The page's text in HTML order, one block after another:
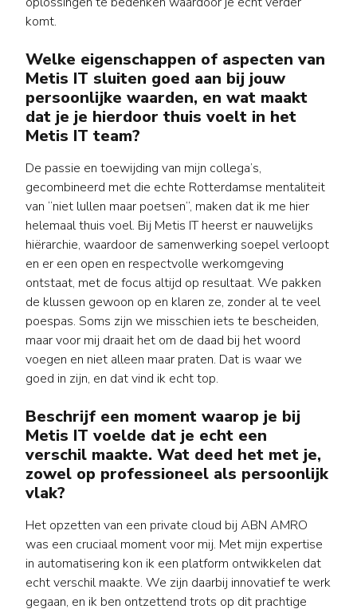
komt.
Welke eigenschappen of aspecten van
Metis IT sluiten goed aan bij jouw
persoonlijke waarden, en wat maakt
dat je je hierdoor thuis voelt in het
Metis IT team?
De passie en toewijding van mijn collega’s,
gecombineerd met die echte Rotterdamse mentaliteit
van “niet lullen maar poetsen”, maken dat ik me hier
helemaal thuis voel. Bij Metis IT heerst er nauwelijks
hiërarchie, waardoor de samenwerking soepel verloopt
en er een open en respectvolle werkomgeving
ontstaat, met de focus altijd op resultaat. We pakken
de klussen gewoon op en klaren ze, zonder al te veel
poespas. Soms zijn we misschien iets te bescheiden,
maar voor mij draait het om de daad bij het woord
voegen en niet alleen maar praten. Dat is waar we
goed in zijn, en dat vind ik echt top.
Beschrijf een moment waarop je bij
Metis IT voelde dat je echt een
verschil maakte. Wat deed het met je,
zowel op professioneel als persoonlijk
vlak?
Het opzetten van een private cloud bij ABN AMRO
was een cruciaal moment voor mij. Met mijn expertise
in automatisering kon ik een platform ontwikkelen dat
echt verschil maakte. We zijn daarbij innovatief te werk
gegaan, en ik ben ontzettend trots op dit prachtige